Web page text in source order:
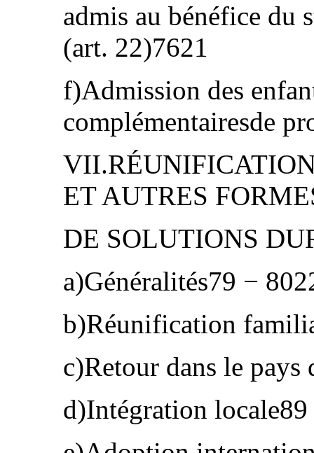
admis au bénéfice du
(art. 22)7621
f)Admission des
complémentairesde
ET AUTRES
DE SOLUTIONS
a)Généralités79 −
b)Réunification
c)Retour dans le
d)Intégration